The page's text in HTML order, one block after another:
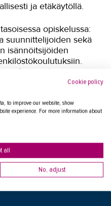
ja etäkäytöllä.
opiskelussa:
suunnittelijoiden sekä
isännöitsijöiden
rakennusten
siten sekä kustannuksia
Cookie policy
to improve our website, show
experience. For more information about
all
No, adjust